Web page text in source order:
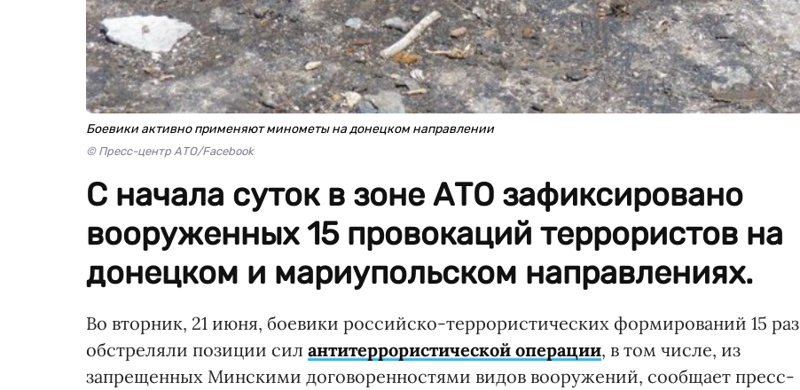
Боевики активно применяют минометы на донецком направлении
© Пресс-центр АТО/Facebook
С начала суток в зоне АТО зафиксировано
вооруженных 15 провокаций террористов на
донецком и мариупольском направлениях.
Во вторник, 21 июня, боевики российско-террористических формирований 15 раз
обстреляли позиции сил антитеррористической операции, в том числе, из
запрещенных Минскими договоренностями видов вооружений, сообщает пресс-